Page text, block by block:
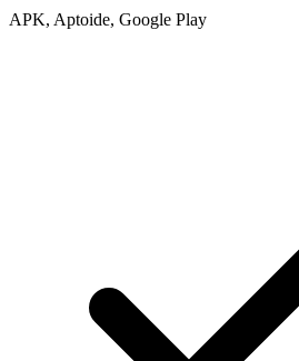
APK, Aptoide, Google Play